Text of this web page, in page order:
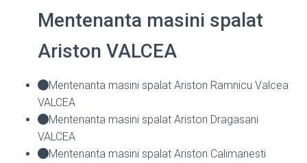
Mentenanta masini spalat
Ariston VALCEA
Mentenanta masini spalat Ariston Ramnicu Valcea
VALCEA
Mentenanta masini spalat Ariston Dragasani
VALCEA
Mentenanta masini spalat Ariston Calimanesti